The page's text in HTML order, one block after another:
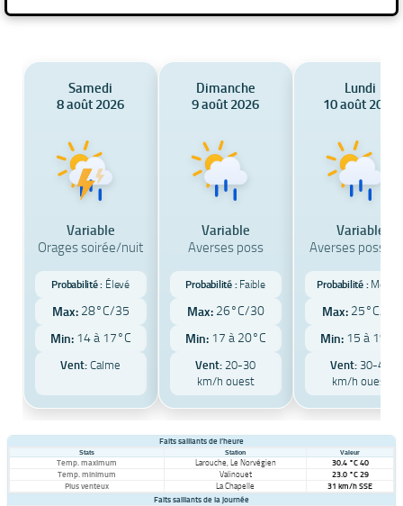
Samedi
8 août 2026
Variable
Orages soirée/nuit
Probabilité : Élevé
Max: 28°C/35
Min: 14 à 17°C
Vent: Calme
Dimanche
9 août 2026
Variable
Averses poss
Probabilité : Faible
Max: 26°C/30
Min: 17 à 20°C
Vent: 20-30
km/h ouest
Lundi
10 août 2026
Variable
Averses
Probabilité : Modéré
Max: 25°C/30
Min: 15 à 19°C
Vent: 30-40
km/h ouest
Faits saillants de l’heure
Stats Station Valeur
Temp. maximum Larouche, Le Norvégien
30.4 °C 40
Temp. minimum
Valinouet
23.0 °C 29
Plus venteux
La Chapelle
31 km/h SSE
Faits saillants de la journée